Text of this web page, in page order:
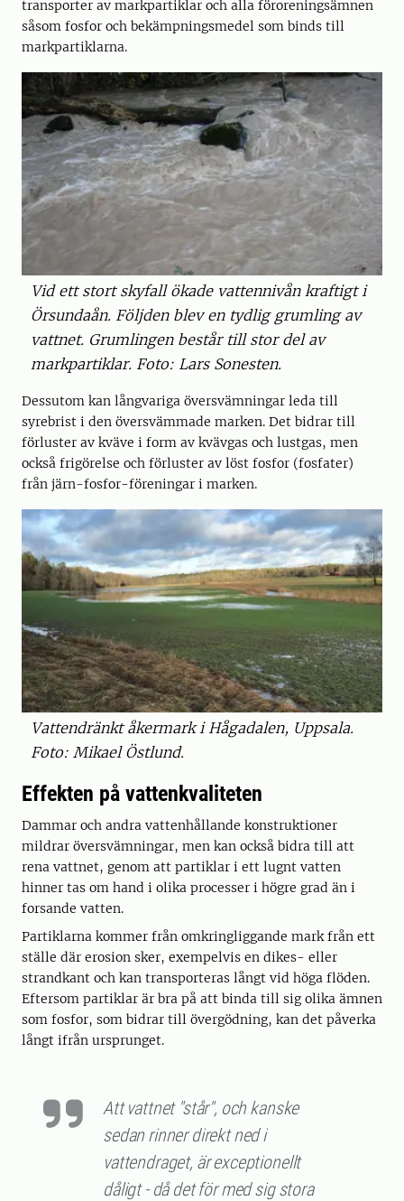
transporter av markpartiklar och alla föroreningsämnen
såsom fosfor och bekämpningsmedel som binds till
markpartiklarna.
Vid ett stort skyfall ökade vattennivån kraftigt i
Örsundaån. Följden blev en tydlig grumling av
vattnet. Grumlingen består till stor del av
markpartiklar. Foto: Lars Sonesten.
Dessutom kan långvariga översvämningar leda till
syrebrist i den översvämmade marken. Det bidrar till
förluster av kväve i form av kvävgas och lustgas, men
också frigörelse och förluster av löst fosfor (fosfater)
från järn-fosfor-föreningar i marken.
Vattendränkt åkermark i Hågadalen, Uppsala.
Foto: Mikael Östlund.
Effekten på vattenkvaliteten
Dammar och andra vattenhållande konstruktioner
mildrar översvämningar, men kan också bidra till att
rena vattnet, genom att partiklar i ett lugnt vatten
hinner tas om hand i olika processer i högre grad än i
forsande vatten.
Partiklarna kommer från omkringliggande mark från ett
ställe där erosion sker, exempelvis en dikes- eller
strandkant och kan transporteras långt vid höga flöden.
Eftersom partiklar är bra på att binda till sig olika ämnen
som fosfor, som bidrar till övergödning, kan det påverka
långt ifrån ursprunget.
Att vattnet "står", och kanske
sedan rinner direkt ned i
vattendraget, är exceptionellt
dåligt - då det för med sig stora